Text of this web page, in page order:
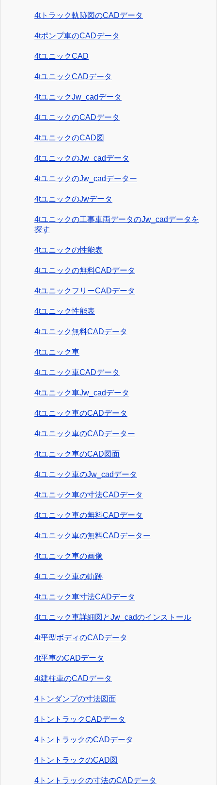
4tトラック軌跡図のCADデータ
4tポンプ車のCADデータ
4tユニックCAD
4tユニックCADデータ
4tユニックJw_cadデータ
4tユニックのCADデータ
4tユニックのCAD図
4tユニックのJw_cadデータ
4tユニックのJw_cadデーター
4tユニックのJwデータ
4tユニックの工事車両データのJw_cadデータを
探す
4tユニックの性能表
4tユニックの無料CADデータ
4tユニックフリーCADデータ
4tユニック性能表
4tユニック無料CADデータ
4tユニック車
4tユニック車CADデータ
4tユニック車Jw_cadデータ
4tユニック車のCADデータ
4tユニック車のCADデーター
4tユニック車のCAD図面
4tユニック車のJw_cadデータ
4tユニック車の寸法CADデータ
4tユニック車の無料CADデータ
4tユニック車の無料CADデーター
4tユニック車の画像
4tユニック車の軌跡
4tユニック車寸法CADデータ
4tユニック車詳細図とJw_cadのインストール
4t平型ボディのCADデータ
4t平車のCADデータ
4t建柱車のCADデータ
4トンダンプの寸法図面
4トントラックCADデータ
4トントラックのCADデータ
4トントラックのCAD図
4トントラックの寸法のCADデータ